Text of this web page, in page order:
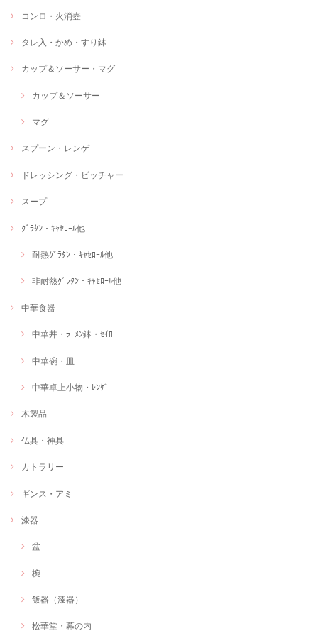
コンロ・火消壺
タレ入・かめ・すり鉢
カップ＆ソーサー・マグ
カップ＆ソーサー
マグ
スプーン・レンゲ
ドレッシング・ピッチャー
スープ
ｸﾞﾗﾀﾝ・ｷｬｾﾛｰﾙ他
耐熱ｸﾞﾗﾀﾝ・ｷｬｾﾛｰﾙ他
非耐熱ｸﾞﾗﾀﾝ・ｷｬｾﾛｰﾙ他
中華食器
中華丼・ﾗｰﾒﾝ鉢・ｾｲﾛ
中華碗・皿
中華卓上小物・ﾚﾝｹﾞ
木製品
仏具・神具
カトラリー
ギンス・アミ
漆器
盆
椀
飯器（漆器）
松華堂・幕の内